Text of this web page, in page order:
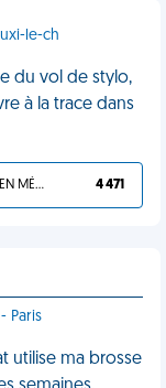
le-ch
du vol de stylo,
à la trace dans
TU L'AS BIEN MÉRITÉ 4 471
Paris
utilise ma brosse